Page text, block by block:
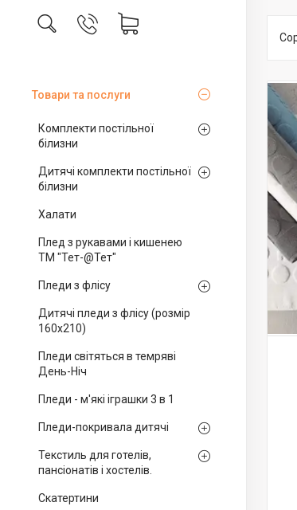
Товари та послуги
Комплекти постільної
білизни
Дитячі комплекти постільної
білизни
Халати
Плед з рукавами і кишенею
ТМ "Тет-@Тет"
Пледи з флісу
Дитячі пледи з флісу (розмір
160х210)
Пледи світяться в темряві
День-Ніч
Пледи - м'які іграшки 3 в 1
Пледи-покривала дитячі
Текстиль для готелів,
пансіонатів і хостелів.
Скатертини